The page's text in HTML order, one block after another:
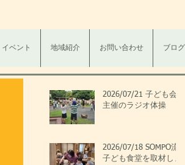
イベント 地域紹介 お問い合わせ ブログ
2026/07/21 子ども会
主催のラジオ体操
2026/07/18 SOMPO流
子ども食堂を取材しま